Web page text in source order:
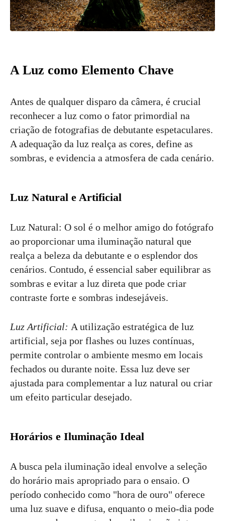
A Luz como Elemento Chave
Antes de qualquer disparo da câmera, é crucial
reconhecer a luz como o fator primordial na
criação de fotografias de debutante espetaculares.
A adequação da luz realça as cores, define as
sombras, e evidencia a atmosfera de cada cenário.
Luz Natural e Artificial
Luz Natural: O sol é o melhor amigo do fotógrafo
ao proporcionar uma iluminação natural que
realça a beleza da debutante e o esplendor dos
cenários. Contudo, é essencial saber equilibrar as
sombras e evitar a luz direta que pode criar
contraste forte e sombras indesejáveis.
Luz Artificial: A utilização estratégica de luz
artificial, seja por flashes ou luzes contínuas,
permite controlar o ambiente mesmo em locais
fechados ou durante noite. Essa luz deve ser
ajustada para complementar a luz natural ou criar
um efeito particular desejado.
Horários e Iluminação Ideal
A busca pela iluminação ideal envolve a seleção
do horário mais apropriado para o ensaio. O
período conhecido como "hora de ouro" oferece
uma luz suave e difusa, enquanto o meio-dia pode